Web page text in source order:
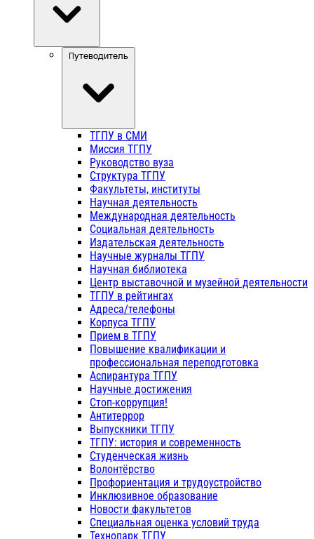
Путеводитель
ТГПУ в СМИ
Миссия ТГПУ
Руководство вуза
Структура ТГПУ
Факультеты, институты
Научная деятельность
Международная деятельность
Социальная деятельность
Издательская деятельность
Научные журналы ТГПУ
Научная библиотека
Центр выставочной и музейной деятельности
ТГПУ в рейтингах
Адреса/телефоны
Корпуса ТГПУ
Прием в ТГПУ
Повышение квалификации и
профессиональная переподготовка
Аспирантура ТГПУ
Научные достижения
Стоп-коррупция!
Антитеррор
Выпускники ТГПУ
ТГПУ: история и современность
Студенческая жизнь
Волонтёрство
Профориентация и трудоустройство
Инклюзивное образование
Новости факультетов
Специальная оценка условий труда
Технопарк ТГПУ